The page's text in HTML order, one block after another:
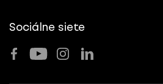
Sociálne siete